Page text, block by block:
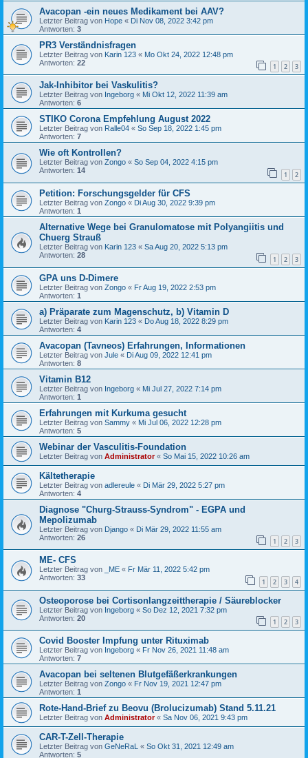
Avacopan -ein neues Medikament bei AAV?
Letzter Beitrag von Hope « Di Nov 08, 2022 3:42 pm
Antworten: 3
PR3 Verständnisfragen
Letzter Beitrag von Karin 123 « Mo Okt 24, 2022 12:48 pm
Antworten: 22 1 2 3
Jak-Inhibitor bei Vaskulitis?
Letzter Beitrag von Ingeborg « Mi Okt 12, 2022 11:39 am
Antworten: 6
STIKO Corona Empfehlung August 2022
Letzter Beitrag von Ralle04 « So Sep 18, 2022 1:45 pm
Antworten: 7
Wie oft Kontrollen?
Letzter Beitrag von Zongo « So Sep 04, 2022 4:15 pm
Antworten: 14 1 2
Petition: Forschungsgelder für CFS
Letzter Beitrag von Zongo « Di Aug 30, 2022 9:39 pm
Antworten: 1
Alternative Wege bei Granulomatose mit Polyangiitis und
Chuerg Strauß
Letzter Beitrag von Karin 123 « Sa Aug 20, 2022 5:13 pm
Antworten: 28 1 2 3
GPA uns D-Dimere
Letzter Beitrag von Zongo « Fr Aug 19, 2022 2:53 pm
Antworten: 1
a) Präparate zum Magenschutz, b) Vitamin D
Letzter Beitrag von Karin 123 « Do Aug 18, 2022 8:29 pm
Antworten: 4
Avacopan (Tavneos) Erfahrungen, Informationen
Letzter Beitrag von Jule « Di Aug 09, 2022 12:41 pm
Antworten: 8
Vitamin B12
Letzter Beitrag von Ingeborg « Mi Jul 27, 2022 7:14 pm
Antworten: 1
Erfahrungen mit Kurkuma gesucht
Letzter Beitrag von Sammy « Mi Jul 06, 2022 12:28 pm
Antworten: 5
Webinar der Vasculitis-Foundation
Letzter Beitrag von Administrator« So Mai 15, 2022 10:26 am
Kältetherapie
Letzter Beitrag von adlereule « Di Mär 29, 2022 5:27 pm
Antworten: 4
Diagnose "Churg-Strauss-Syndrom" - EGPA und
Mepolizumab
Letzter Beitrag von Django « Di Mär 29, 2022 11:55 am
Antworten: 26 1 2 3
ME- CFS
Letzter Beitrag von _ME « Fr Mär 11, 2022 5:42 pm
Antworten: 33 1 2 3 4
Osteoporose bei Cortisonlangzeittherapie / Säureblocker
Letzter Beitrag von Ingeborg « So Dez 12, 2021 7:32 pm
Antworten: 20 1 2 3
Covid Booster Impfung unter Rituximab
Letzter Beitrag von Ingeborg « Fr Nov 26, 2021 11:48 am
Antworten: 7
Avacopan bei seltenen Blutgefäßerkrankungen
Letzter Beitrag von Zongo « Fr Nov 19, 2021 12:47 pm
Antworten: 1
Rote-Hand-Brief zu Beovu (Brolucizumab) Stand 5.11.21
Letzter Beitrag von Administrator« Sa Nov 06, 2021 9:43 pm
CAR-T-Zell-Therapie
Letzter Beitrag von GeNeRaL « So Okt 31, 2021 12:49 am
Antworten: 5